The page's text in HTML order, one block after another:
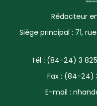
Rédacteur
Siège principal : 71,
Tél : (84-24) 3
Fax : (84-24)
E-mail :